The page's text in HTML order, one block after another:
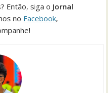
Então, siga o Jornal
no Facebook,